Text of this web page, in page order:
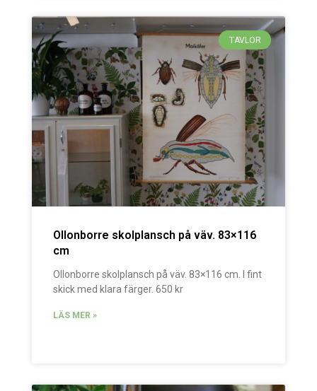
TAVLOR
Ollonborre skolplansch på väv. 83×116
cm
Ollonborre skolplansch på väv. 83×116 cm. I fint
skick med klara färger. 650 kr
LÄS MER »